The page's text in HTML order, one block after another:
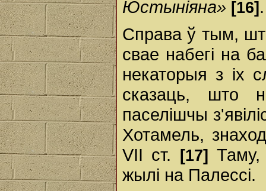
Юстыніяна» [16] .
Справа ў тым,
свае набегі на
некаторыя з іх
сказаць, што
паселішчы
Хотамель,
VII ст.
[17]
Таму,
жылі на Палессі.